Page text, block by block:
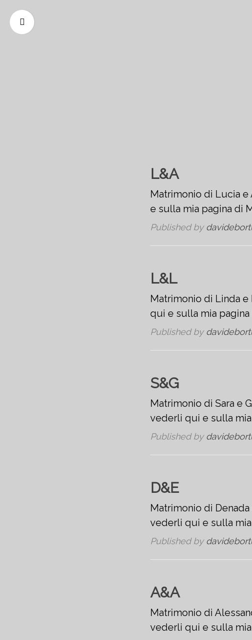
L&A
Matrimonio di Lucia
e sulla mia pagina di
Published by
L&L
Matrimonio di Linda
qui e sulla mia
Published by
S&G
Matrimonio di Sara e
vederli qui e sulla
Published by
D&E
Matrimonio di
vederli qui e sulla
Published by
A&A
Matrimonio di
vederli qui e sulla